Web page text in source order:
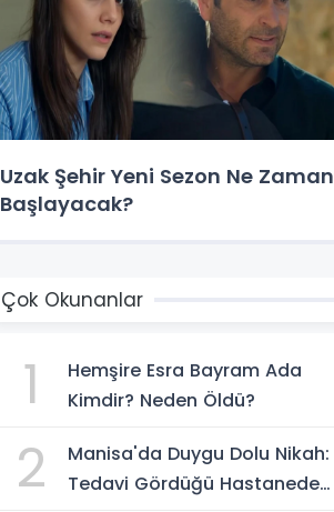
Uzak Şehir Yeni Sezon Ne Zaman
Başlayacak?
Çok Okunanlar
1
Hemşire Esra Bayram Ada
Kimdir? Neden Öldü?
2
Manisa'da Duygu Dolu Nikah:
Tedavi Gördüğü Hastanede